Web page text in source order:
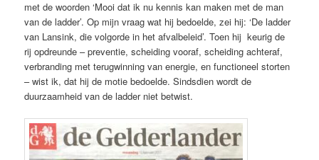
met de woorden ‘Mooi dat ik nu kennis kan maken met de man
van de ladder’. Op mijn vraag wat hij bedoelde, zei hij: ‘De ladder
van Lansink, die volgorde in het afvalbeleid’. Toen hij keurig de
rij opdreunde – preventie, scheiding vooraf, scheiding achteraf,
verbranding met terugwinning van energie, en functioneel storten
– wist ik, dat hij de motie bedoelde. Sindsdien wordt de
duurzaamheid van de ladder niet betwist.